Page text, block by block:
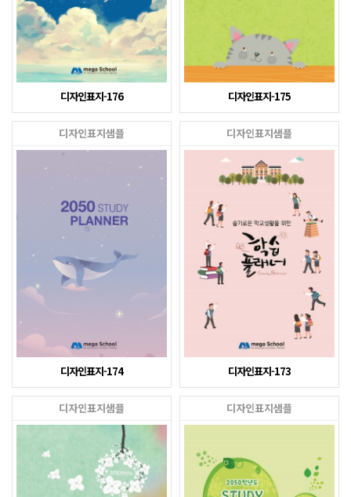
디자인표지-176 디자인표지-175
디자인표지샘플
디자인표지-174
디자인표지샘플
디자인표지-173
디자인표지샘플 디자인표지샘플